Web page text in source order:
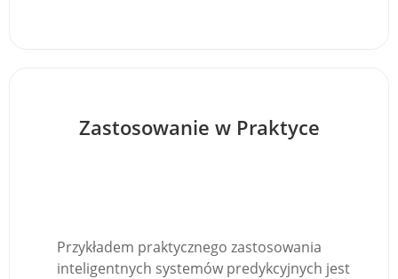
Zastosowanie w Praktyce
Przykładem praktycznego zastosowania
inteligentnych systemów predykcyjnych jest